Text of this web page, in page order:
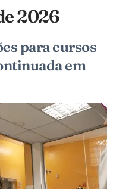
2026
para cursos
em